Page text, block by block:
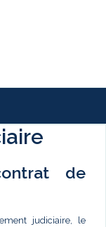
de
judiciaire, le